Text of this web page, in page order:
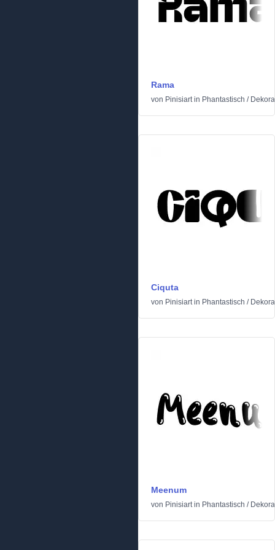
Rama
von Pinisiartin Phantastisch /
Ciquta
von Pinisiartin Phantastisch /
Meenum
von Pinisiartin Phantastisch /